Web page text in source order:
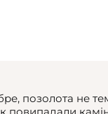
позолота не